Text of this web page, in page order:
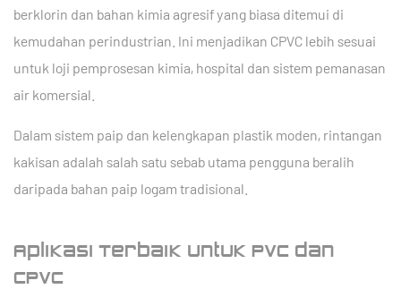
berklorin dan bahan kimia agresif yang biasa ditemui di
kemudahan perindustrian. Ini menjadikan CPVC lebih sesuai
untuk loji pemprosesan kimia, hospital dan sistem pemanasan
air komersial.
Dalam sistem paip dan kelengkapan plastik moden, rintangan
kakisan adalah salah satu sebab utama pengguna beralih
daripada bahan paip logam tradisional.
Aplikasi Terbaik untuk PVC dan
CPVC